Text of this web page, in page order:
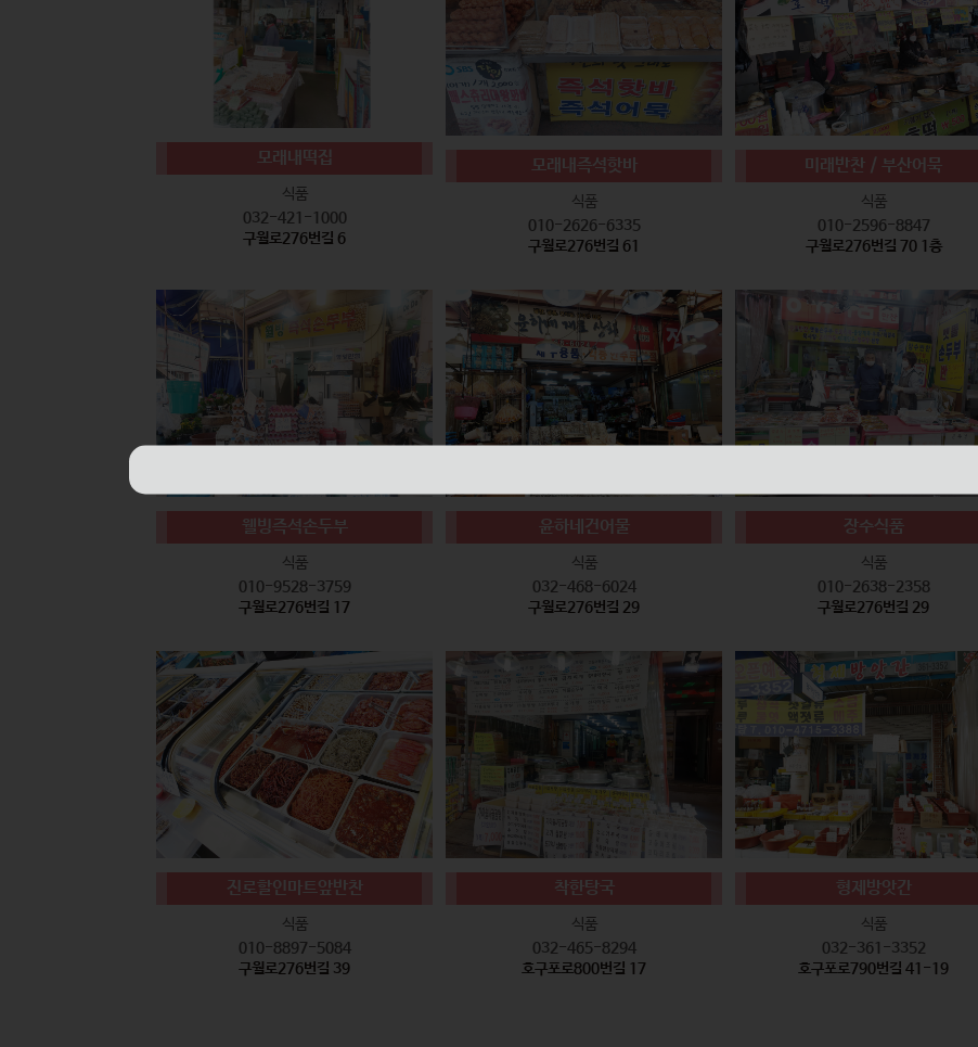
모래내떡집
식품
032-421-1000
구월로276번길 6
모래내즉석핫바
식품
010-2626-6335
구월로276번길 61
미래반찬 / 부산어묵
식품
010-2596-8847
구월로276번길 70 1층
웰빙즉석손두부
식품
010-9528-3759
구월로276번길 17
윤하네건어물
식품
032-468-6024
구월로276번길 29
장수식품
식품
010-2638-2358
구월로276번길 29
진로할인마트앞반찬
식품
010-8897-5084
구월로276번길 39
착한탕국
식품
032-465-8294
호구포로800번길 17
형제방앗간
식품
032-361-3352
호구포로790번길 41-19